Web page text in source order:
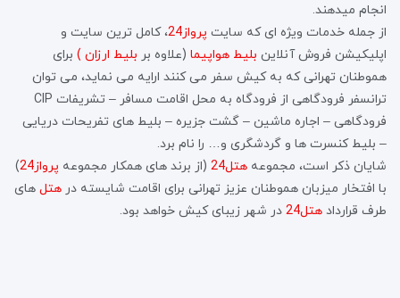
انجام میدهند.
از جمله خدمات ویژه ای که سایت پرواز24
، کامل ترین سایت و
اپلیکیشن فروش آنلاین بلیط هواپیما (علاوه بر بلیط ارزان ) برای
هموطنان تهرانی که به کیش سفر می کنند ارایه می نماید، می توان
ترانسفر فرودگاهی از فرودگاه به محل اقامت مسافر – تشریفات CIP
فرودگاهی – اجاره ماشین – گشت جزیره – بلیط های تفریحات دریایی
– بلیط کنسرت ها و گردشگری و… را نام برد.
شایان ذکر است، مجموعه هتل24 (از برند های همکار مجموعه پرواز24
)
با افتخار میزبان هموطنان عزیز تهرانی برای اقامت شایسته در هتل های
طرف قرارداد هتل24 در شهر زیبای کیش خواهد بود.